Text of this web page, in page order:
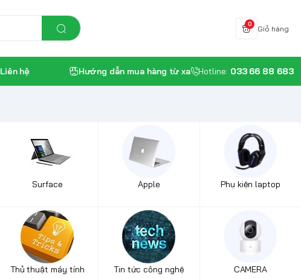
0
Giỏ hàng
Liên hệ Hướng dẫn mua hàng từ xa Hotline: 033 66 88 683
Surface Apple Phụ kiện laptop
Thủ thuật máy tính Tin tức công nghệ CAMERA